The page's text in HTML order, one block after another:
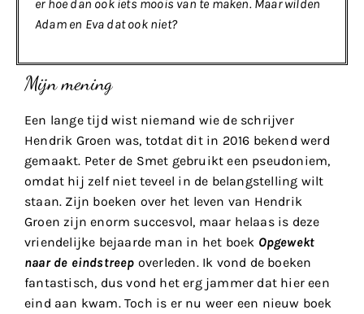
er hoe dan ook iets moois van te maken. Maar wilden
Adam en Eva dat ook niet?
Mijn mening
Een lange tijd wist niemand wie de schrijver
Hendrik Groen was, totdat dit in 2016 bekend werd
gemaakt. Peter de Smet gebruikt een pseudoniem,
omdat hij zelf niet teveel in de belangstelling wilt
staan. Zijn boeken over het leven van Hendrik
Groen zijn enorm succesvol, maar helaas is deze
vriendelijke bejaarde man in het boek Opgewekt
naar de eindstreep overleden. Ik vond de boeken
fantastisch, dus vond het erg jammer dat hier een
eind aan kwam. Toch is er nu weer een nieuw boek